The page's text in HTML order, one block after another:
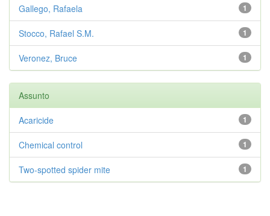
1
Gallego, Rafaela
1
Stocco, Rafael S.M.
1
Veronez, Bruce
Assunto
1
Acaricide
1
Chemical control
1
Two-spotted spider mite